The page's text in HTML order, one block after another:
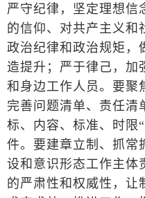
严守纪律，坚定理想信
的信仰、对共产主义和
政治纪律和政治规矩，
造提升；严于律己，加
和身边工作人员。要聚
完善问题清单、责任清
标、内容、标准、时限
件。要建章立制、抓常
设和意识形态工作主体
的严肃性和权威性，让